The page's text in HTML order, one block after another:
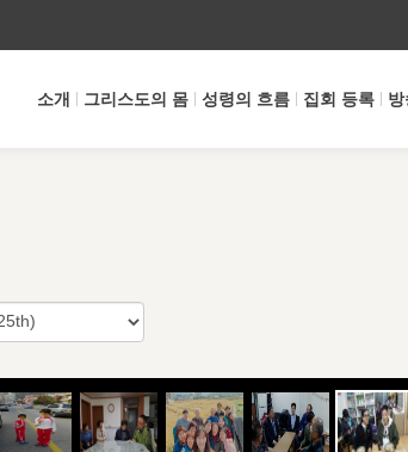
소개 그리스도의 몸 성령의 흐름 집회 등록